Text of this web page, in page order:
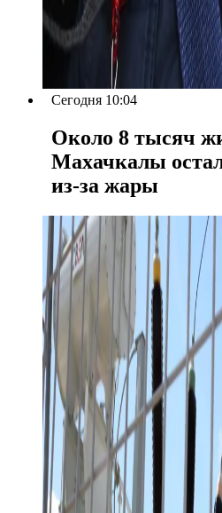
Сегодня 10:04
Около 8 тысяч
Махачкалы
из-за жары